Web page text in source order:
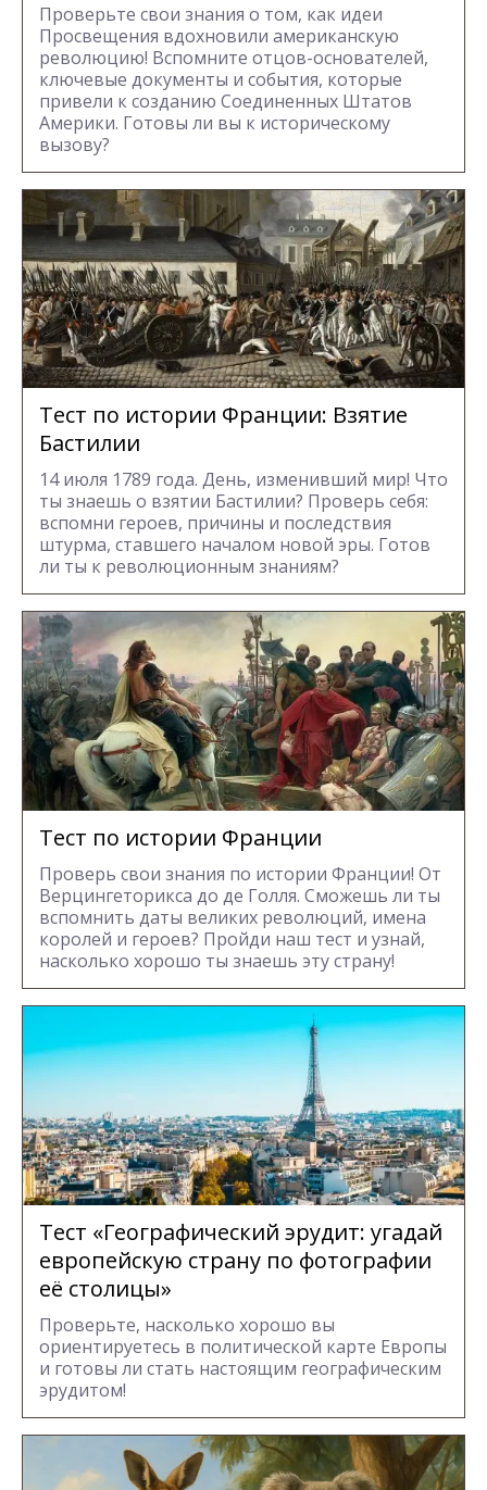
Проверьте свои знания о том, как идеи
Просвещения вдохновили американскую
революцию! Вспомните отцов-основателей,
ключевые документы и события, которые
привели к созданию Соединенных Штатов
Америки. Готовы ли вы к историческому
вызову?
Тест по истории Франции: Взятие
Бастилии
14 июля 1789 года. День, изменивший мир! Что
ты знаешь о взятии Бастилии? Проверь себя:
вспомни героев, причины и последствия
штурма, ставшего началом новой эры. Готов
ли ты к революционным знаниям?
Тест по истории Франции
Проверь свои знания по истории Франции! От
Верцингеторикса до де Голля. Сможешь ли ты
вспомнить даты великих революций, имена
королей и героев? Пройди наш тест и узнай,
насколько хорошо ты знаешь эту страну!
Тест «Географический эрудит: угадай
европейскую страну по фотографии
её столицы»
Проверьте, насколько хорошо вы
ориентируетесь в политической карте Европы
и готовы ли стать настоящим географическим
эрудитом!